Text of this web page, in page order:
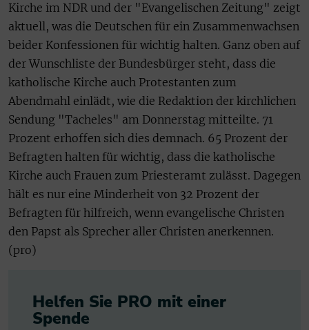
Kirche im NDR und der "Evangelischen Zeitung" zeigt
aktuell, was die Deutschen für ein Zusammenwachsen
beider Konfessionen für wichtig halten. Ganz oben auf
der Wunschliste der Bundesbürger steht, dass die
katholische Kirche auch Protestanten zum
Abendmahl einlädt, wie die Redaktion der kirchlichen
Sendung "Tacheles" am Donnerstag mitteilte. 71
Prozent erhoffen sich dies demnach. 65 Prozent der
Befragten halten für wichtig, dass die katholische
Kirche auch Frauen zum Priesteramt zulässt. Dagegen
hält es nur eine Minderheit von 32 Prozent der
Befragten für hilfreich, wenn evangelische Christen
den Papst als Sprecher aller Christen anerkennen.
(pro)
Helfen Sie PRO mit einer
Spende